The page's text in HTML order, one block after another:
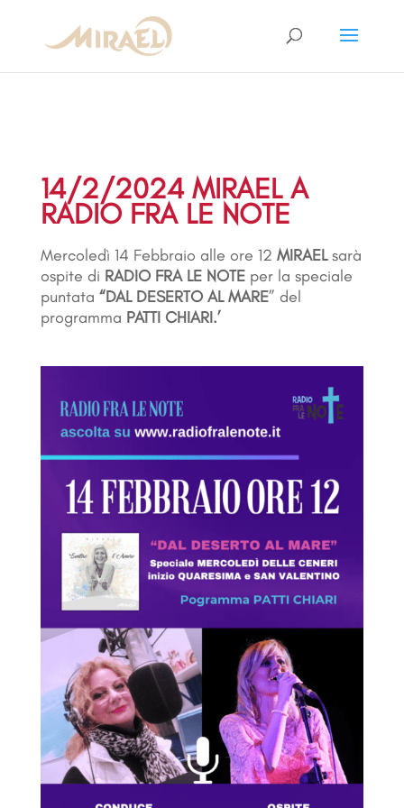
14/2/2024 MIRAEL A
RADIO FRA LE NOTE
Mercoledì 14 Febbraio alle ore 12 MIRAELsarà
ospite di RADIO FRA LE NOTE per la speciale
puntata “DAL DESERTO AL MARE” del
programma PATTI CHIARI.’